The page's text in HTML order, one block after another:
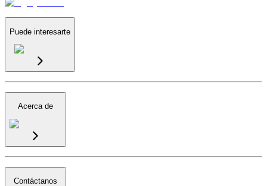
Puede interesarte
Acerca de
Contáctanos